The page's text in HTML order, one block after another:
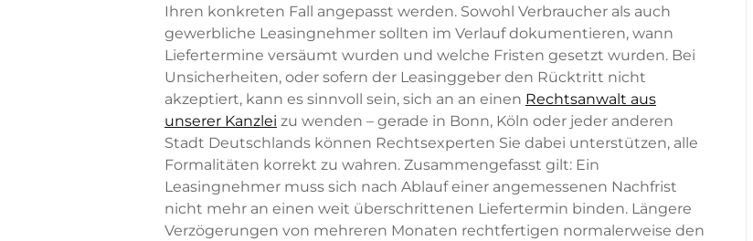
Ihren konkreten Fall angepasst werden. Sowohl Verbraucher als auch
gewerbliche Leasingnehmer sollten im Verlauf dokumentieren, wann
Liefertermine versäumt wurden und welche Fristen gesetzt wurden. Bei
Unsicherheiten, oder sofern der Leasinggeber den Rücktritt nicht
akzeptiert, kann es sinnvoll sein, sich an an einen Rechtsanwalt aus
unserer Kanzlei zu wenden – gerade in Bonn, Köln oder jeder anderen
Stadt Deutschlands können Rechtsexperten Sie dabei unterstützen, alle
Formalitäten korrekt zu wahren. Zusammengefasst gilt: Ein
Leasingnehmer muss sich nach Ablauf einer angemessenen Nachfrist
nicht mehr an einen weit überschrittenen Liefertermin binden. Längere
Verzögerungen von mehreren Monaten rechtfertigen normalerweise den